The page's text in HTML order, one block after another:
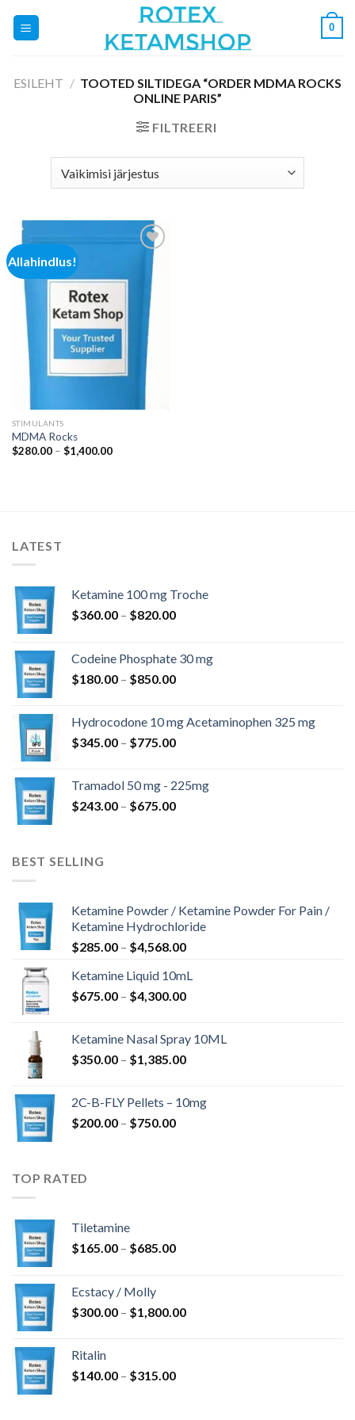
0
ESILEHT / TOOTED SILTIDEGA “ORDER MDMA ROCKS
ONLINE PARIS”
FILTREERI
Allahindlus!
Add to
wishlist
STIMULANTS
MDMA Rocks
$280.00 – $1,400.00Hinnavahemik:
LATEST
Ketamine 100 mg Troche
$360.00 – $820.00Hinnavahemik:
$820.00
Codeine Phosphate 30 mg
$180.00 – $850.00Hinnavahemik:
$850.00
Hydrocodone 10 mg Acetaminophen 325 mg
$345.00 – $775.00Hinnavahemik:
$775.00
Tramadol 50 mg - 225mg
$243.00 – $675.00Hinnavahemik:
BEST SELLING
Ketamine Powder / Ketamine Powder For Pain /
Ketamine Hydrochloride
$285.00 – $4,568.00Hinnavahemik:
kuni
$4,568.00
Ketamine Liquid 10mL
$675.00 – $4,300.00Hinnavahemik:
$4,300.00
Ketamine Nasal Spray 10ML
$350.00 – $1,385.00Hinnavahemik:
$1,385.00
2C-B-FLY Pellets – 10mg
$200.00 – $750.00Hinnavahemik:
TOP RATED
Tiletamine
$165.00 – $685.00Hinnavahemik:
Ecstacy / Molly
$300.00 – $1,800.00Hinnavahemik:
Ritalin
$140.00 – $315.00Hinnavahemik: